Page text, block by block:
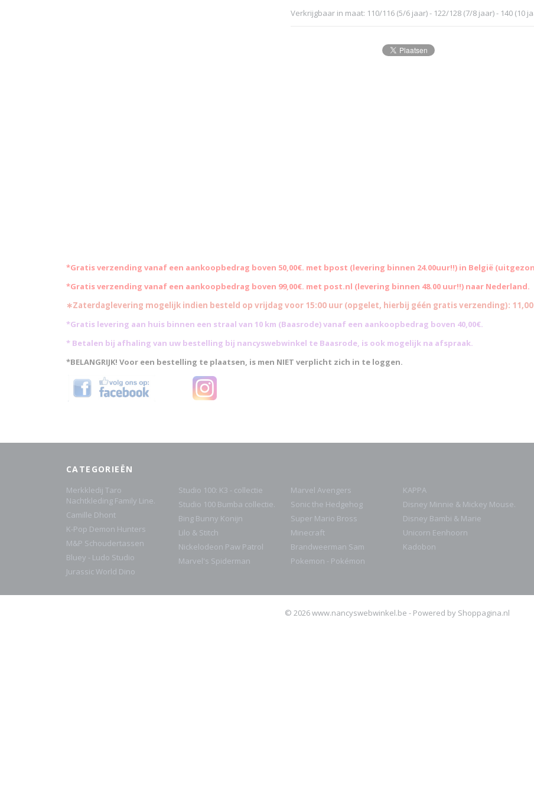
Verkrijgbaar in maat: 110/116 (5/6 jaar) - 122/128 (7/8 jaar) - 140 (10
*Gratisverzending vanaf een aankoopbedrag boven 50,00€. met bpost (levering binnen 24.00uur!!) in België
*Gratis verzending vanaf een aankoopbedrag boven 99,00€. met post.nl (levering binnen 48.00 uur!!) naar Nederland.
∗Zaterdaglevering mogelijk indien besteld op vrijdag voor 15:00 uur (opgelet, hierbij géén gratis verzending):
*Gratis levering aan huis binnen een straal van 10 km (Baasrode)vanaf een aankoopbedrag boven 40,00€.
* Betalen bij afhaling van uw bestelling bij nancyswebwinkel te Baasrode, is ook mogelijk na afspraak.
*BELANGRIJK! Voor een bestelling te plaatsen, is men NIET verplicht zich in te loggen.
CATEGORIEËN
Merkkledij Taro
Nachtkleding Family Line.
Camille Dhont
K-Pop Demon Hunters
M&P Schoudertassen
Bluey - Ludo Studio
Jurassic World Dino
Studio 100: K3 - collectie
Studio 100 Bumba collectie.
Bing Bunny Konijn
Lilo & Stitch
Nickelodeon Paw Patrol
Marvel's Spiderman
Marvel Avengers
Sonic the Hedgehog
Super Mario Bross
Minecraft
Brandweerman Sam
Pokemon - Pokémon
KAPPA
Disney Minnie & Mickey Mouse.
Disney Bambi & Marie
Unicorn Eenhoorn
Kadobon
© 2026 www.nancyswebwinkel.be - Powered by Shoppagina.nl